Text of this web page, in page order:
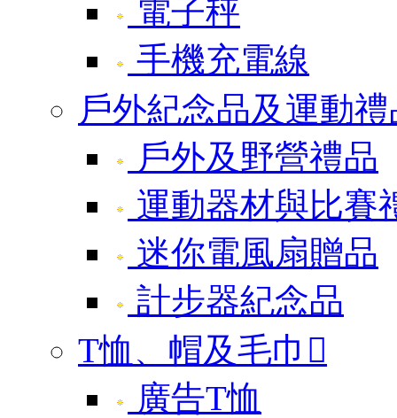
電子秤
手機充電線
戶外紀念品及運動
戶外及野營禮品
運動器材與比賽
迷你電風扇贈品
計步器紀念品
T恤、帽及毛巾 
廣告T恤